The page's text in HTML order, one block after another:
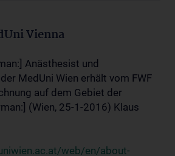
Vienna
Anästhesist und
MedUni Wien erhält vom FWF
auf dem Gebiet der
(Wien, 25-1-2016) Klaus
web/en/about-